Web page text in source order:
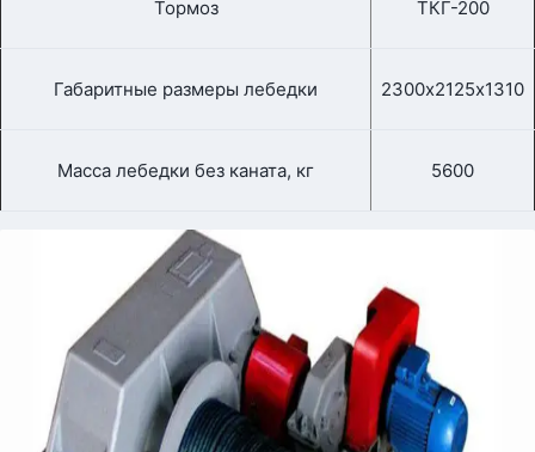
Тормоз ТКГ-200
Габаритные размеры лебедки 2300х2125х1310
Масса лебедки без каната, кг 5600